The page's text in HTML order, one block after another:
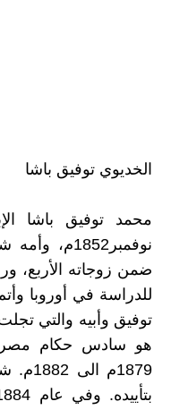
الخديوي توفيق باشا
ضمن زوجاته الأربع،
للدراسة في أوروبا
توفيق وأبيه والتي
هو سادس حكام مصر